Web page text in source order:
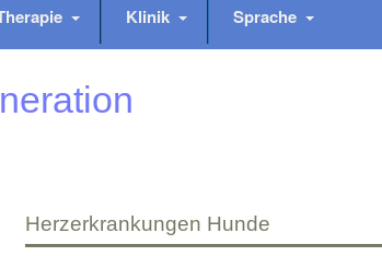
Klinik Sprache
Herzerkrankungen Hunde